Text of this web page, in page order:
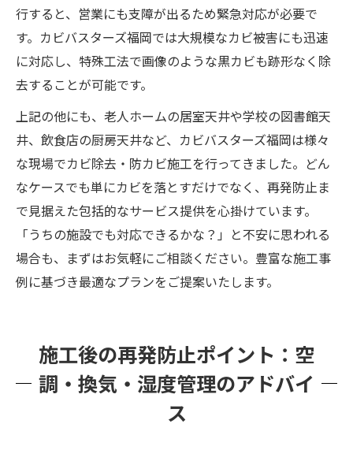
行すると、営業にも支障が出るため緊急対応が必要で
す。カビバスターズ福岡では大規模なカビ被害にも迅速
に対応し、特殊工法で画像のような黒カビも跡形なく除
去することが可能です。
上記の他にも、老人ホームの居室天井や学校の図書館天
井、飲食店の厨房天井など、カビバスターズ福岡は様々
な現場でカビ除去・防カビ施工を行ってきました。どん
なケースでも単にカビを落とすだけでなく、再発防止ま
で見据えた包括的なサービス提供を心掛けています。
「うちの施設でも対応できるかな？」と不安に思われる
場合も、まずはお気軽にご相談ください。豊富な施工事
例に基づき最適なプランをご提案いたします。
施工後の再発防止ポイント：空
調・換気・湿度管理のアドバイ
ス